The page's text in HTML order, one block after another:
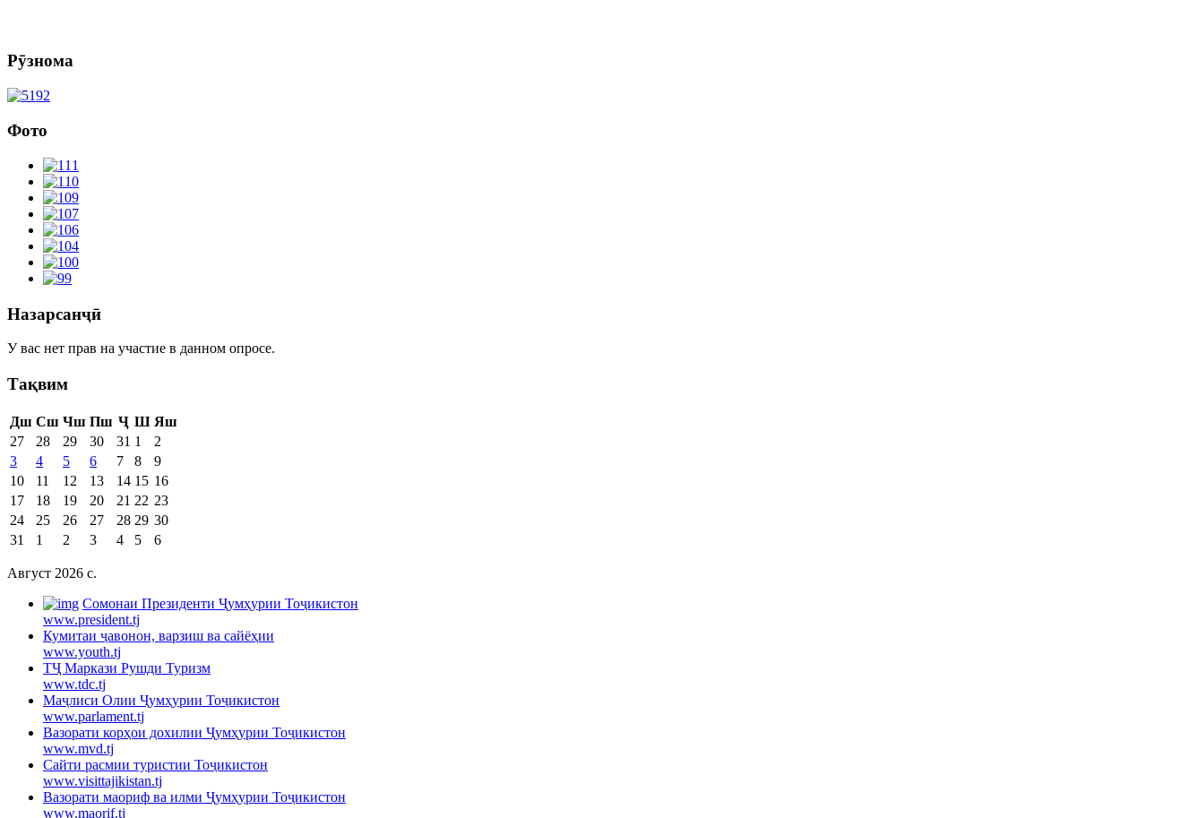
Рӯзнома
Фото
Назарсанҷӣ
У вас нет прав на участие в данном опросе.
Тақвим
Дш Сш Чш Пш Ҷ Ш Яш
27
28 29 30 31 1
2
3
4 5 6 7 8
9
10
11 12 13 14 15 16
17
18 19 20 21 22 23
24
25 26 27 28 29 30
31
1 2 3 4 5 6
Август 2026 c.
Cомонаи Президенти Ҷумҳурии Тоҷикистон
www.president.tj
Кумитаи ҷавонон, варзиш ва сайёҳии
www.youth.tj
ТҶ Маркази Рушди Туризм
www.tdc.tj
Маҷлиси Олии Ҷумҳурии Тоҷикистон
www.parlament.tj
Вазорати корҳои дохилии Ҷумҳурии Тоҷикистон
www.mvd.tj
Сайти расмии туристии Тоҷикистон
www.visittajikistan.tj
Вазорати маориф ва илми Ҷумҳурии Тоҷикистон
www.maorif.tj